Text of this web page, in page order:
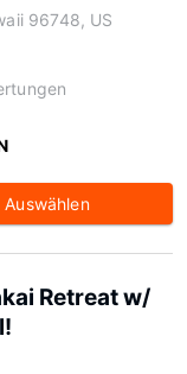
96748, US
Auswählen
Retreat w/